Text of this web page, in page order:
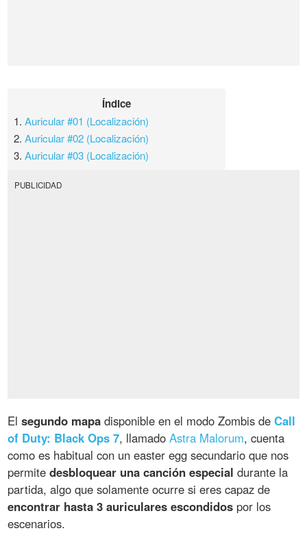
Índice
1.Auricular #01 (Localización)
2.Auricular #02 (Localización)
3.Auricular #03 (Localización)
PUBLICIDAD
Elsegundo mapa disponible en el modo Zombis deCall
of Duty: Black Ops 7, llamadoAstra Malorum, cuenta
como es habitual con un easter egg secundario que nos
permitedesbloquear una canción especial durante la
partida, algo que solamente ocurre si eres capaz de
encontrar hasta 3 auriculares escondidos por los
escenarios.